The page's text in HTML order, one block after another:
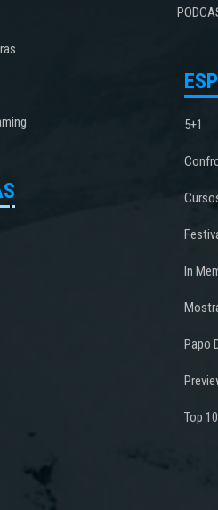
5+1
In
Papo
Top 10